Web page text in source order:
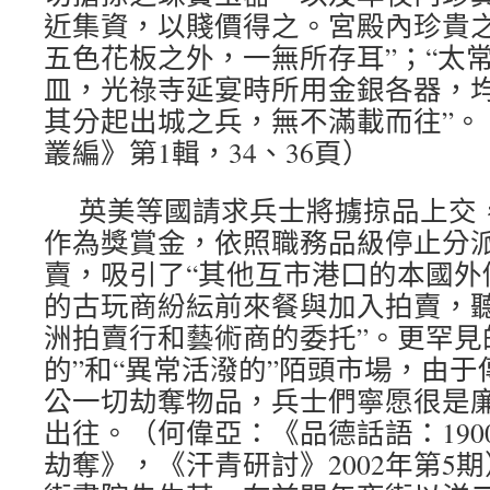
近集資，以賤價得之。宮殿內珍貴
五色花板之外，一無所存耳”；“太
皿，光祿寺延宴時所用金銀各器，
其分起出城之兵，無不滿載而往”
叢編》第1輯，34、36頁）
英美等國請求兵士將擄掠品上
作為獎賞金，依照職務品級停止分
賣，吸引了“其他互市港口的本國
的古玩商紛紜前來餐與加入拍賣，
洲拍賣行和藝術商的委托”。更罕
的”和“異常活潑的”陌頭市場，由
公一切劫奪物品，兵士們寧愿很是
出往。（何偉亞：《品德話語：
劫奪》，《汗青研討》2002年第5